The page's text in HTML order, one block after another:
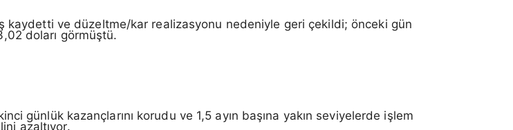
kaydetti ve düzeltme/kar realizasyonu nedeniyle geri çekildi; önceki gün
doları görmüştü.
günlük kazançlarını korudu ve 1,5 ayın başına yakın seviyelerde işlem
azaltıyor.